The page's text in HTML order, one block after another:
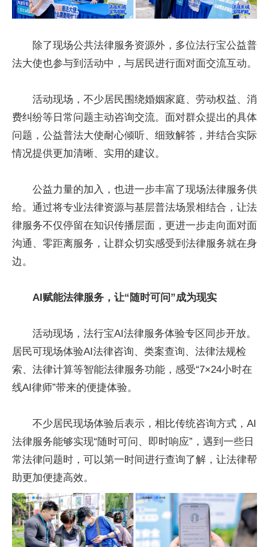
除了现场公共法律服务资源外，多位法行宝公益普
法大使也参与到活动中，与居民进行面对面交流互动。
活动现场，不少居民围绕婚姻家庭、劳动权益、消
费纠纷等日常问题主动咨询交流。面对群众提出的具体
问题，公益普法大使耐心倾听、细致解答，并结合实际
情况提供更加清晰、实用的建议。
公益力量的加入，也进一步丰富了现场法律服务供
给。通过将专业法律资源与基层普法场景相结合，让法
律服务不仅停留在知识传播层面，更进一步走向面对面
沟通、零距离服务，让群众切实感受到法律服务就在身
边。
AI赋能法律服务，让“随时可问”成为现实
活动现场，法行宝AI法律服务体验专区同步开放。
居民可现场体验AI法律咨询、类案查询、法律法规检
索、法律计算等智能法律服务功能，感受“7×24小时在
线AI律师”带来的便捷体验。
不少居民现场体验后表示，相比传统咨询方式，AI
法律服务能够实现“随时可问、即时响应”，遇到一些日
常法律问题时，可以第一时间进行查询了解，让法律帮
助更加便捷高效。